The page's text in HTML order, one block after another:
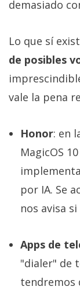
demasiado
Lo que sí
de posibles
vale la pena
Honor: en
MagicOS
por IA. Se
nos avisa
Apps de
"dialer" de
tendremos